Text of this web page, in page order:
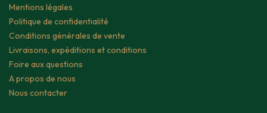
Mentions légales
Politique de confidentialité
Conditions générales de vente
Livraisons, expéditions et conditions
Foire aux questions
A propos de nous
Nous contacter